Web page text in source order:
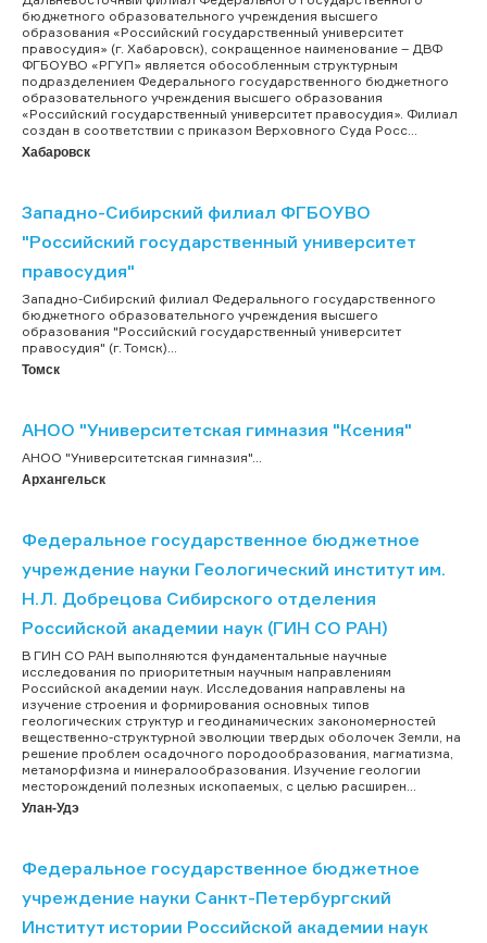
бюджетного образовательного учреждения высшего
образования «Российский государственный университет
правосудия» (г. Хабаровск), сокращенное наименование – ДВФ
ФГБОУВО «РГУП» является обособленным структурным
подразделением Федерального государственного бюджетного
образовательного учреждения высшего образования
«Российский государственный университет правосудия». Филиал
создан в соответствии с приказом Верховного Суда Росс...
Хабаровск
Западно-Сибирский филиал ФГБОУВО
"Российский государственный университет
правосудия"
Западно-Сибирский филиал Федерального государственного
бюджетного образовательного учреждения высшего
образования "Российский государственный университет
правосудия" (г. Томск)...
Томск
АНОО "Университетская гимназия "Ксения"
АНОО "Университетская гимназия"...
Архангельск
Федеральное государственное бюджетное
учреждение науки Геологический институт им.
Н.Л. Добрецова Сибирского отделения
Российской академии наук (ГИН СО РАН)
В ГИН СО РАН выполняются фундаментальные научные
исследования по приоритетным научным направлениям
Российской академии наук. Исследования направлены на
изучение строения и формирования основных типов
геологических структур и геодинамических закономерностей
вещественно-структурной эволюции твердых оболочек Земли, на
решение проблем осадочного породообразования, магматизма,
метаморфизма и минералообразования. Изучение геологии
месторождений полезных ископаемых, с целью расширен...
Улан-Удэ
Федеральное государственное бюджетное
учреждение науки Санкт-Петербургский
Институт истории Российской академии наук